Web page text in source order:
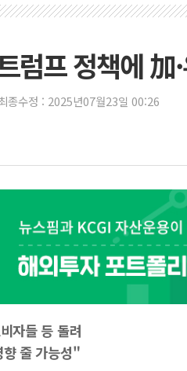
프 정책에 加
종수정 : 2025년07월23일 00:26
자들 등 돌려
줄 가능성"